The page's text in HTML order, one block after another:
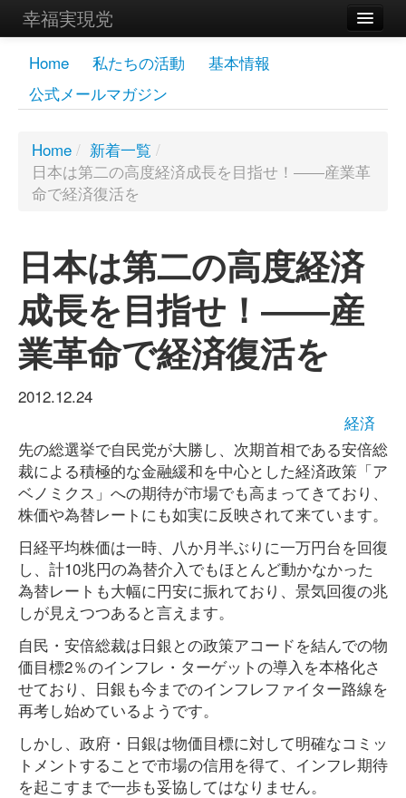
幸福実現党
メンバーズページ
党員
お問い合わせ
Home 私たちの活動
基本情報
公式メールマガジン
Home / 新着一覧 /
日本は第二の高度経済成長を目指せ！――産業革
命で経済復活を
日本は第二の高度経済
成長を目指せ！――産
業革命で経済復活を
2012.12.24
経済
先の総選挙で自民党が大勝し、次期首相である安倍総
裁による積極的な金融緩和を中心とした経済政策「ア
ベノミクス」への期待が市場でも高まってきており、
株価や為替レートにも如実に反映されて来ています。
日経平均株価は一時、八か月半ぶりに一万円台を回復
し、計10兆円の為替介入でもほとんど動かなかった
為替レートも大幅に円安に振れており、景気回復の兆
しが見えつつあると言えます。
自民・安倍総裁は日銀との政策アコードを結んでの物
価目標2％のインフレ・ターゲットの導入を本格化さ
せており、日銀も今までのインフレファイター路線を
再考し始めているようです。
しかし、政府・日銀は物価目標に対して明確なコミッ
トメントすることで市場の信用を得て、インフレ期待
を起こすまで一歩も妥協してはなりません。